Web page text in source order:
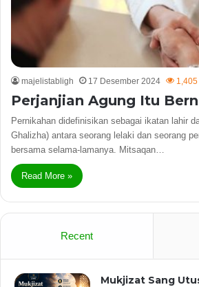
majelistabligh 17 Desember 2024 1,405
Perjanjian Agung Itu
Pernikahan didefinisikan sebagai ikatan lahir
Ghalizha) antara seorang lelaki dan seorang
bersama selama-lamanya. Mitsaqan…
Read More »
Recent
Mukjizat Sang